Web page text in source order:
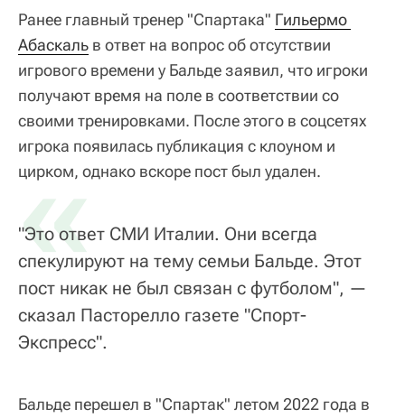
Ранее главный тренер "Спартака" Гильермо
Абаскаль в ответ на вопрос об отсутствии
игрового времени у Бальде заявил, что игроки
получают время на поле в соответствии со
своими тренировками. После этого в соцсетях
игрока появилась публикация с клоуном и
цирком, однако вскоре пост был удален.
«
"Это ответ СМИ Италии. Они всегда
спекулируют на тему семьи Бальде. Этот
пост никак не был связан с футболом", —
сказал Пасторелло газете "Спорт-
Экспресс".
Бальде перешел в "Спартак" летом 2022 года в